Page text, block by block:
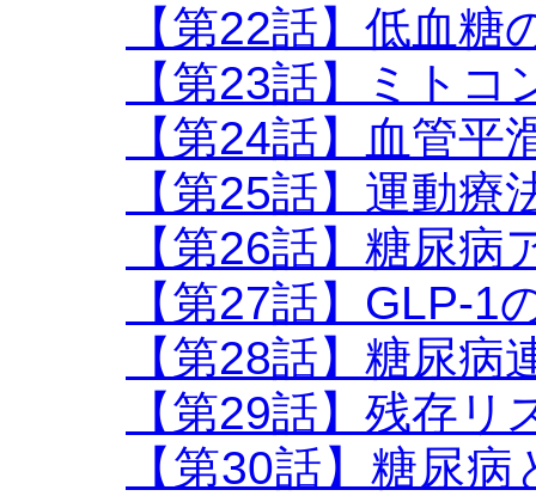
【第22話】低血糖
【第23話】ミト
【第24話】血管
【第25話】運動療
【第26話】糖尿病
【第27話】GLP-1
【第28話】糖尿
【第29話】残存
【第30話】糖尿